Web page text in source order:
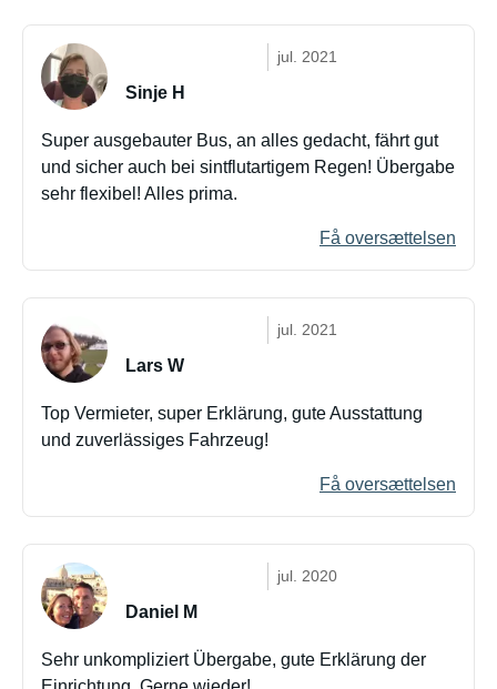
jul. 2021
Sinje H
Super ausgebauter Bus, an alles gedacht, fährt gut
und sicher auch bei sintflutartigem Regen! Übergabe
sehr flexibel! Alles prima.
Få oversættelsen
jul. 2021
Lars W
Top Vermieter, super Erklärung, gute Ausstattung
und zuverlässiges Fahrzeug!
Få oversættelsen
jul. 2020
Daniel M
Sehr unkompliziert Übergabe, gute Erklärung der